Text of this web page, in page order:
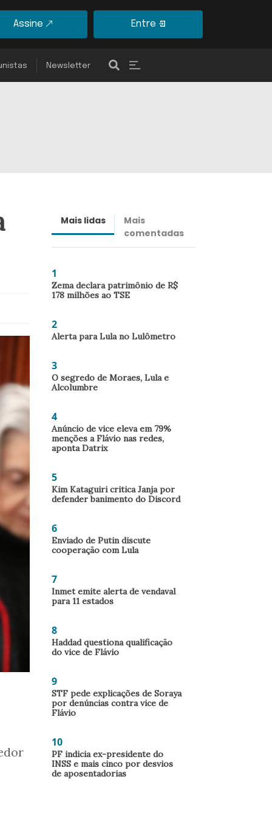
Assine Entre
Newsletter
Mais lidas
Mais
comentadas
1
Zema declara patrimônio de R$
178 milhões ao TSE
2
Alerta para Lula no Lulômetro
3
O segredo de Moraes, Lula e
Alcolumbre
4
Anúncio de vice eleva em 79%
menções a Flávio nas redes,
aponta Datrix
5
Kim Kataguiri critica Janja por
defender banimento do Discord
6
Enviado de Putin discute
cooperação com Lula
7
Inmet emite alerta de vendaval
para 11 estados
8
Haddad questiona qualificação
do vice de Flávio
9
STF pede explicações de Soraya
por denúncias contra vice de
Flávio
10
PF indicia ex-presidente do
INSS e mais cinco por desvios
de aposentadorias